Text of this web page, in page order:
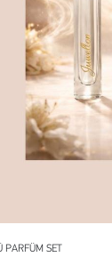
PARFÜM SET